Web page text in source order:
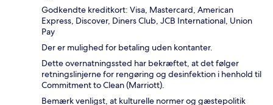
Godkendte kreditkort: Visa, Mastercard, American
Express, Discover, Diners Club, JCB International, Union
Pay
Der er mulighed for betaling uden kontanter.
Dette overnatningssted har bekræftet, at det følger
retningslinjerne for rengøring og desinfektion i henhold til
Commitment to Clean (Marriott).
Bemærk venligst, at kulturelle normer og gæstepolitik